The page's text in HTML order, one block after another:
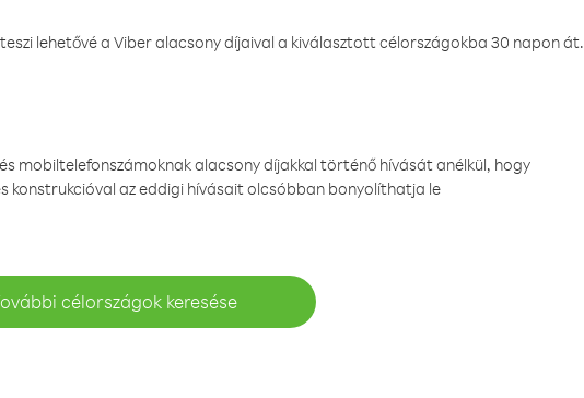
lehetővé a Viber alacsony díjaival a kiválasztott célországokba 30 napon át.
mobiltelefonszámoknak alacsony díjakkal történő hívását anélkül, hogy
konstrukcióval az eddigi hívásait olcsóbban bonyolíthatja le
célországok keresése